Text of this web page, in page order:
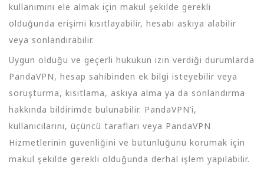
kullanımını ele almak için makul şekilde gerekli
olduğunda erişimi kısıtlayabilir, hesabı askıya alabilir
veya sonlandırabilir.
Uygun olduğu ve geçerli hukukun izin verdiği durumlarda
PandaVPN, hesap sahibinden ek bilgi isteyebilir veya
soruşturma, kısıtlama, askıya alma ya da sonlandırma
hakkında bildirimde bulunabilir. PandaVPN’i,
kullanıcılarını, üçüncü tarafları veya PandaVPN
Hizmetlerinin güvenliğini ve bütünlüğünü korumak için
makul şekilde gerekli olduğunda derhal işlem yapılabilir.